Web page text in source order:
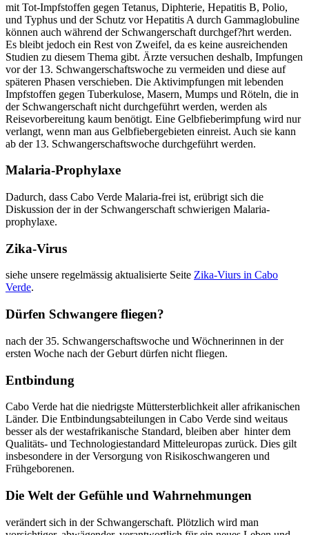
mit Tot-Impfstoffen gegen Tetanus, Diphterie, Hepatitis B, Polio,
und Typhus und der Schutz vor Hepatitis A durch Gammaglobuline
können auch während der Schwangerschaft durchgef?hrt werden.
Es bleibt jedoch ein Rest von Zweifel, da es keine ausreichenden
Studien zu diesem Thema gibt. Ärzte versuchen deshalb, Impfungen
vor der 13. Schwangerschaftswoche zu vermeiden und diese auf
späteren Phasen verschieben. Die Aktivimpfungen mit lebenden
Impfstoffen gegen Tuberkulose, Masern, Mumps und Röteln, die in
der Schwangerschaft nicht durchgeführt werden, werden als
Reisevorbereitung kaum benötigt. Eine Gelbfieberimpfung wird nur
verlangt, wenn man aus Gelbfiebergebieten einreist. Auch sie kann
ab der 13. Schwangerschaftswoche durchgeführt werden.
Malaria-Prophylaxe
Dadurch, dass Cabo Verde Malaria-frei ist, erübrigt sich die
Diskussion der in der Schwangerschaft schwierigen Malaria-
prophylaxe.
Zika-Virus
siehe unsere regelmässig aktualisierte Seite Zika-Viurs in Cabo
Verde.
Dürfen Schwangere fliegen?
nach der 35. Schwangerschaftswoche und Wöchnerinnen in der
ersten Woche nach der Geburt dürfen nicht fliegen.
Entbindung
Cabo Verde hat die niedrigste Müttersterblichkeit aller afrikanischen
Länder. Die Entbindungsabteilungen in Cabo Verde sind weitaus
besser als der westafrikanische Standard, bleiben aber hinter dem
Qualitäts- und Technologiestandard Mitteleuropas zurück. Dies gilt
insbesondere in der Versorgung von Risikoschwangeren und
Frühgeborenen.
Die Welt der Gefühle und Wahrnehmungen
verändert sich in der Schwangerschaft. Plötzlich wird man